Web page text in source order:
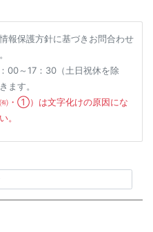
報保護方針に基づきお問合わせ
00～17：30（土日祝休を除
ます。
・①）は文字化けの原因にな
。